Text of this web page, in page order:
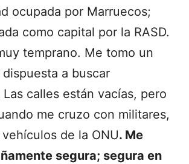
ocupada por Marruecos;
como capital por la RASD.
temprano. Me tomo un
a buscar
calles están vacías, pero
me cruzo con militares,
de la ONU. Me
segura; segura en